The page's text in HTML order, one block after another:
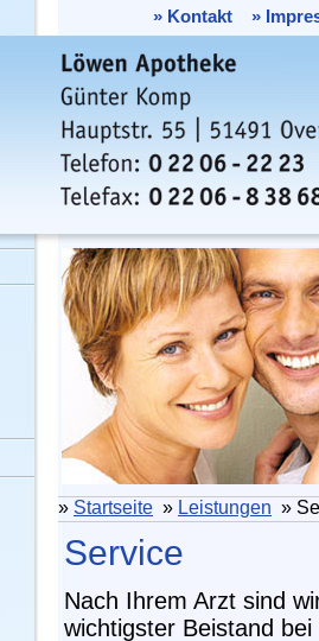
» Kontakt »
» Startseite » Leistungen »
Service
Nach Ihrem Arzt sind
wichtigster Beistand bei